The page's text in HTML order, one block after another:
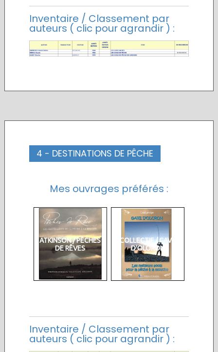
Inventaire / Classement par
auteurs ( clic pour agrandir ) :
4 - DESTINATIONS DE PÊCHE
Mes ouvrages préférés :
ATKINSON / PÊCHES
DE RÊVES
COLLECTIF / GAVE
D'OLORON
Inventaire / Classement par
auteurs ( clic pour agrandir ) :